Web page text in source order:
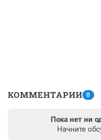
КОММЕНТАРИИ 0
Пока нет ни
Начните